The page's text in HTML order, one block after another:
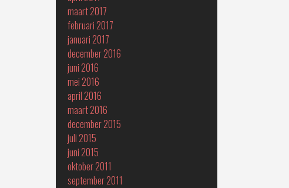
maart 2017
februari 2017
januari 2017
december 2016
juni 2016
mei 2016
april 2016
maart 2016
december 2015
juli 2015
juni 2015
oktober 2011
september 2011